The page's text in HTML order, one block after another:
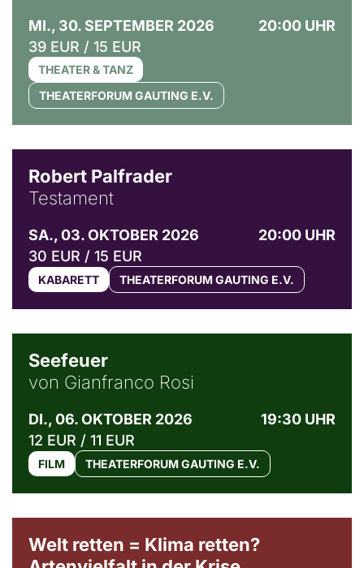
MI., 30. SEPTEMBER 2026
20:00 UHR
39 EUR / 15 EUR
THEATER & TANZ
THEATERFORUM GAUTING E.V.
Robert Palfrader
Testament
SA., 03. OKTOBER 2026
20:00 UHR
30 EUR / 15 EUR
KABARETT THEATERFORUM GAUTING E.V.
Seefeuer
von Gianfranco Rosi
DI., 06. OKTOBER 2026
19:30 UHR
12 EUR / 11 EUR
FILM THEATERFORUM GAUTING E.V.
Welt retten = Klima retten?